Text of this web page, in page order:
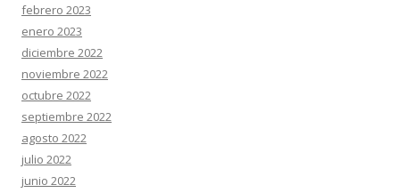
febrero 2023
enero 2023
diciembre 2022
noviembre 2022
octubre 2022
septiembre 2022
agosto 2022
julio 2022
junio 2022